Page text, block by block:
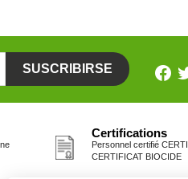
Certifications
Personnel certifié
CERTIFICAT BIOCIDE